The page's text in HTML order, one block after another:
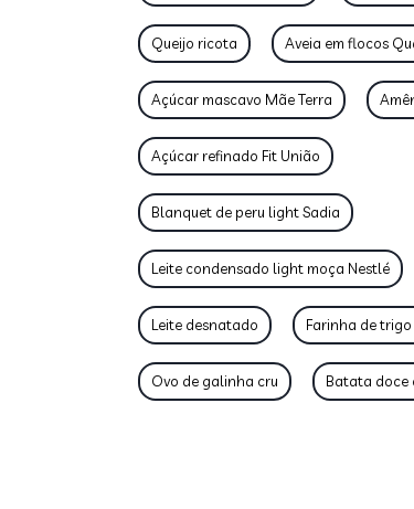
Queijo ricota Aveia em flocos
Açúcar mascavo Mãe Terra
Açúcar refinado Fit União
Blanquet de peru light Sadia
Leite condensado light moça Nestlé
Leite desnatado Farinha de
Ovo de galinha cru Batata doce